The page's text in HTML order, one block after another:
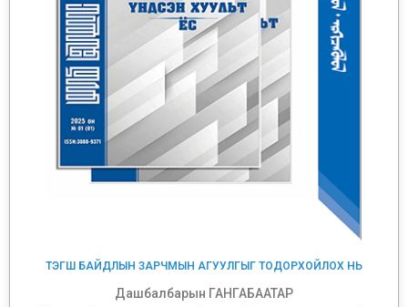
ТЭГШ БАЙДЛЫН ЗАРЧМЫН АГУУЛГЫГ ТОДОРХОЙЛОХ НЬ
Дашбалбарын ГАНГАБААТАР